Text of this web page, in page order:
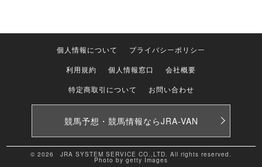
個人情報について
プライバシーポリシー
利用規約
個人情報窓口
会社概要
特定商取引について
お問い合わせ
競馬予想・競馬情報ならJRA-VAN
© 2026 JRA SYSTEM SERVICE CO.,LTD. All rights reserved.
Photo by getty Images